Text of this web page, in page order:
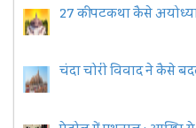
27 की पटकथा कैसे
चंदा चोरी विवाद ने कैसे